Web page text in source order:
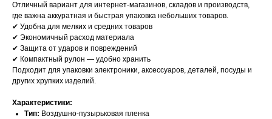
Отличный вариант для интернет-магазинов, складов и производств,
где важна аккуратная и быстрая упаковка небольших товаров.
✔ Удобна для мелких и средних товаров
✔ Экономичный расход материала
✔ Защита от ударов и повреждений
✔ Компактный рулон — удобно хранить
Подходит для упаковки электроники, аксессуаров, деталей, посуды и
других хрупких изделий.
Характеристики:
Тип: Воздушно-пузырьковая пленка